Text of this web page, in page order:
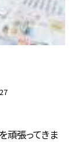
頑張ってきま